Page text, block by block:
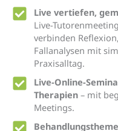
Live vertiefen,
Live-
verbinden
Fallanalysen mit
Praxisalltag.
Live-Online-
Therapien – mit
Meetings.